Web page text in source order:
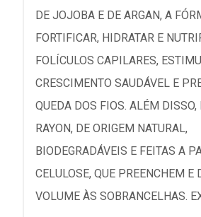
DE JOJOBA E DE ARGAN, A
FORTIFICAR, HIDRATAR E
FOLÍCULOS CAPILARES,
CRESCIMENTO SAUDÁVEL E
QUEDA DOS FIOS. ALÉM
RAYON, DE ORIGEM NATURAL,
BIODEGRADÁVEIS E FEITAS A
CELULOSE, QUE PREENCHEM E
VOLUME ÀS SOBRANCELHAS.